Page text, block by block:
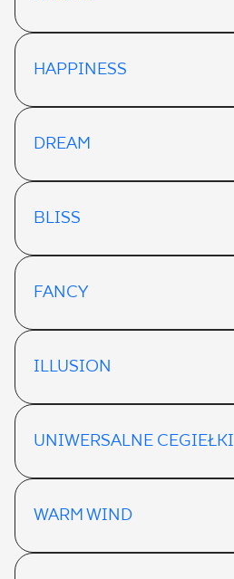
HAPPINESS
DREAM
BLISS
FANCY
ILLUSION
UNIWERSALNE CEGIEŁKI
WARM WIND